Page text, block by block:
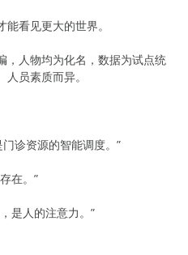
看见更大的世界。
，人物均为化名，数据为试点统
员素质而异。
门诊资源的智能调度。”
在。”
是人的注意力。”